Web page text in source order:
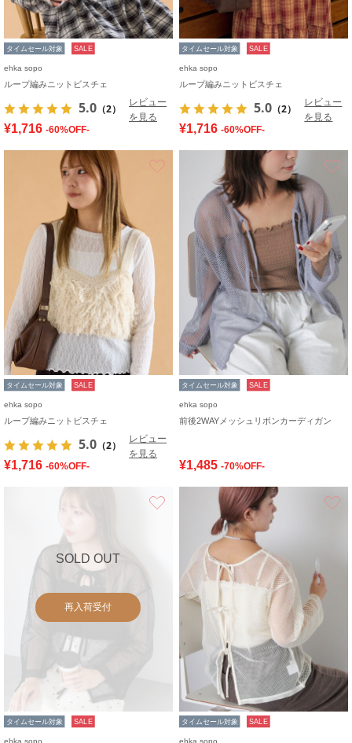
タイムセール対象 SALE
ehka sopo
ループ編みニットビスチェ
5.0 （2）
レビュー
を見る
¥1,716 -60%OFF-
タイムセール対象 SALE
ehka sopo
ループ編みニットビスチェ
5.0 （2）
レビュー
を見る
¥1,716 -60%OFF-
タイムセール対象 SALE
ehka sopo
ループ編みニットビスチェ
5.0 （2）
レビュー
を見る
¥1,716 -60%OFF-
タイムセール対象 SALE
ehka sopo
前後2WAYメッシュリボンカーディガン
¥1,485 -70%OFF-
SOLD OUT
再入荷受付
お気に入り
タイムセール対象 SALE
ehka sopo
タイムセール対象 SALE
ehka sopo